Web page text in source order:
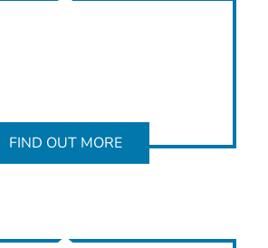
FIND OUT MORE